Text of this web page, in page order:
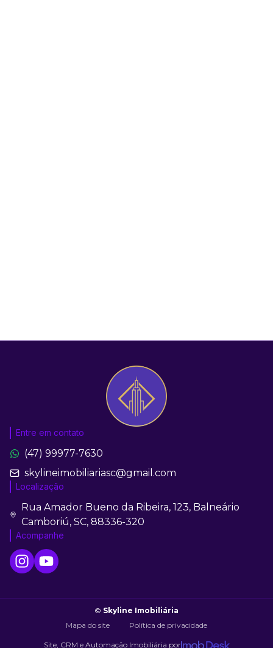
Entre em contato
(47) 99977-7630
skylineimobiliariasc@gmail.com
Localização
Rua Amador Bueno da Ribeira, 123, Balneário
Camboriú, SC, 88336-320
Acompanhe
© Skyline Imobiliária
Mapa do site
Política de privacidade
Site, CRM e Automação Imobiliária por